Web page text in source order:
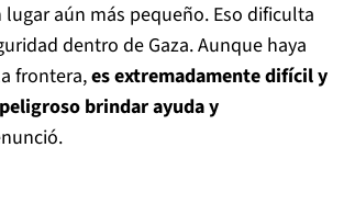
aún más pequeño. Eso dificulta
dentro de Gaza. Aunque haya
frontera,es extremadamente difícil y
brindar ayuda y